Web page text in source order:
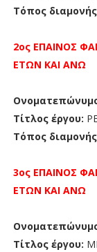
Τόπος
2ος ΕΠΑΙΝΟΣ
ΕΤΩΝ ΚΑΙ ΑΝΩ
Τίτλος έργου:
Τόπος
3ος ΕΠΑΙΝΟΣ
ΕΤΩΝ ΚΑΙ ΑΝΩ
Τίτλος έργου: